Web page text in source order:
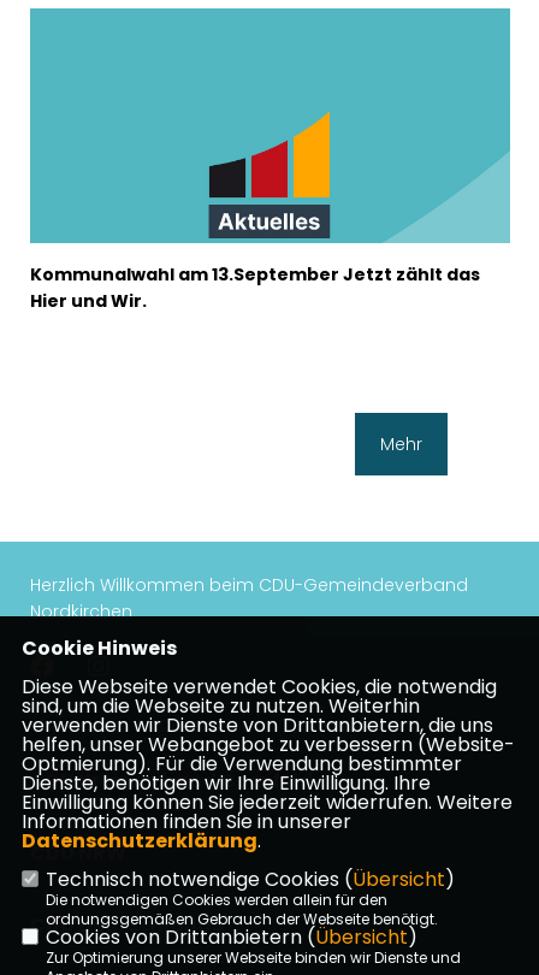
Kommunalwahl am 13.September Jetzt zählt das
Hier und Wir.
Mehr
Herzlich Willkommen beim CDU-Gemeindeverband
Nordkirchen
Impressum Datenschutz Kontakt
CDU Kreisverband Coesfeld
CDU NRW
CDU Deutschlands
Cookie Hinweis
Diese Webseite verwendet Cookies, die notwendig
sind, um die Webseite zu nutzen. Weiterhin
verwenden wir Dienste von Drittanbietern, die uns
helfen, unser Webangebot zu verbessern (Website-
Optmierung). Für die Verwendung bestimmter
Dienste, benötigen wir Ihre Einwilligung. Ihre
Einwilligung können Sie jederzeit widerrufen. Weitere
Informationen finden Sie in unserer
Datenschutzerklärung.
Technisch notwendige Cookies (Übersicht)
Die notwendigen Cookies werden allein für den
ordnungsgemäßen Gebrauch der Webseite benötigt.
Cookies von Drittanbietern (Übersicht)
Zur Optimierung unserer Webseite binden wir Dienste und